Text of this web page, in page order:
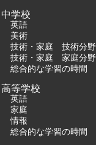
中学校
英語
美術
技術・家庭 技術分野
技術・家庭 家庭分野
総合的な学習の時間
高等学校
英語
家庭
情報
総合的な学習の時間